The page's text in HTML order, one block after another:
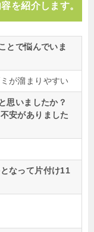
を紹介します。
とで悩んでいま
が溜まりやすい
思いましたか？
安がありました
なって片付け11